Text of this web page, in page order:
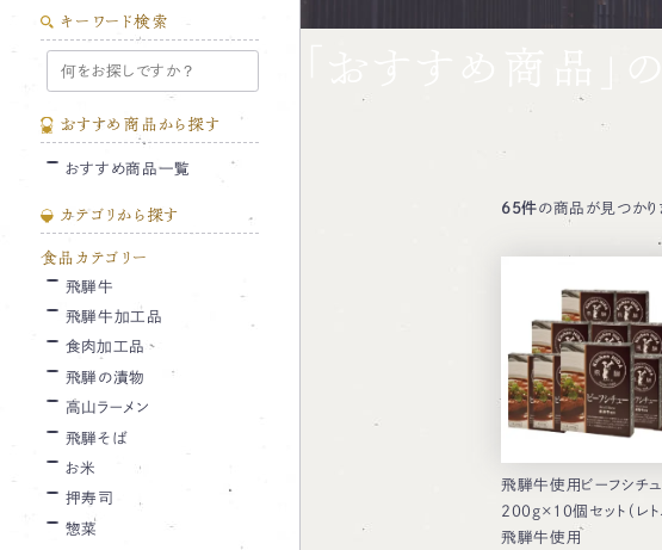
「おすすめ商品」
65件の商品が見つかり
飛騨牛使用ビーフシチ
200g×10個セット（レト
飛騨牛使用
キーワード検索
おすすめ商品から探す
おすすめ商品一覧
カテゴリから探す
食品カテゴリー
飛騨牛
飛騨牛加工品
食肉加工品
飛騨の漬物
高山ラーメン
飛騨そば
お米
押寿司
惣菜